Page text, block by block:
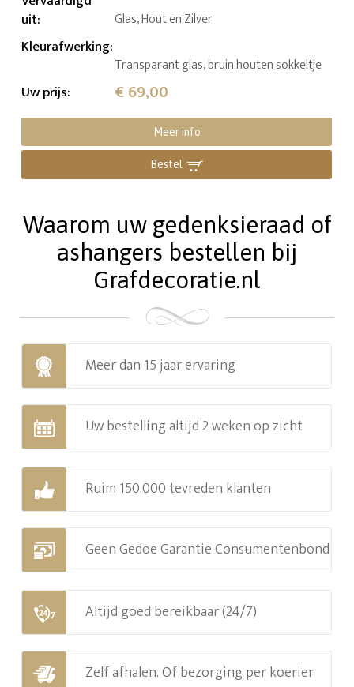
uit: Glas, Hout en Zilver
Kleurafwerking:
Transparant glas, bruin houten sokkeltje
Uw prijs: € 69,00
Meer info
Bestel
Waarom uw gedenksieraad of
ashangers bestellen bij
Grafdecoratie.nl
Meer dan 15 jaar ervaring
Uw bestelling altijd 2 weken op zicht
Ruim 150.000 tevreden klanten
Geen Gedoe Garantie Consumentenbond
Altijd goed bereikbaar (24/7)
Zelf afhalen. Of bezorging per koerier